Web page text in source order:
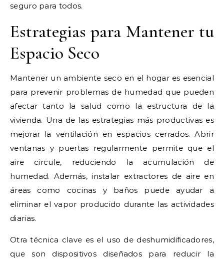
seguro para todos.
Estrategias para Mantener tu
Espacio Seco
Mantener un ambiente seco en el hogar es esencial
para prevenir problemas de humedad que pueden
afectar tanto la salud como la estructura de la
vivienda. Una de las estrategias más productivas es
mejorar la ventilación en espacios cerrados. Abrir
ventanas y puertas regularmente permite que el
aire circule, reduciendo la acumulación de
humedad. Además, instalar extractores de aire en
áreas como cocinas y baños puede ayudar a
eliminar el vapor producido durante las actividades
diarias.
Otra técnica clave es el uso de deshumidificadores,
que son dispositivos diseñados para reducir la